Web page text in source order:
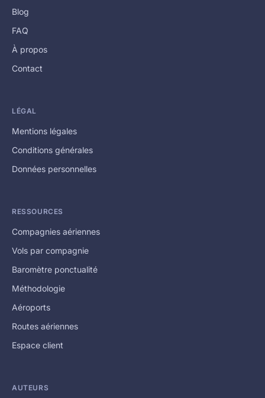
Blog
FAQ
À propos
Contact
LÉGAL
Mentions légales
Conditions générales
Données personnelles
RESSOURCES
Compagnies aériennes
Vols par compagnie
Baromètre ponctualité
Méthodologie
Aéroports
Routes aériennes
Espace client
AUTEURS